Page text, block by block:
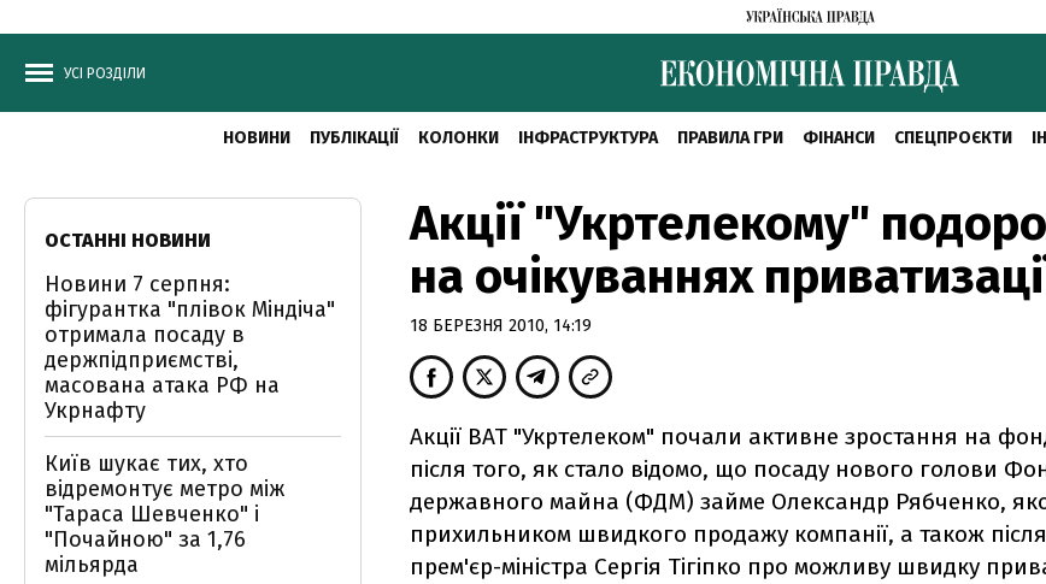
УСІ РОЗДІЛИ
НОВИНИ ПУБЛІКАЦІЇ КОЛОНКИ ІНФРАСТРУКТУРА ПРАВИЛА ГРИ ФІНАНСИ СПЕЦПРОЄКТИ
Акції "Укртелекому"
на очікуваннях
18 БЕРЕЗНЯ 2010, 14:19
Акції ВАТ "Укртелеком" почали активне зростання на
після того, як стало відомо, що посаду нового голови
державного майна (ФДМ) займе Олександр Рябченко,
прихильником швидкого продажу компанії, а також
прем'єр-міністра Сергія Тігіпко про можливу швидку
ОСТАННІ НОВИНИ
Новини 7 серпня:
фігурантка "плівок Міндіча"
отримала посаду в
держпідприємстві,
масована атака РФ на
Укрнафту
Київ шукає тих, хто
відремонтує метро між
"Тараса Шевченко" і
"Почайною" за 1,76
мільярда